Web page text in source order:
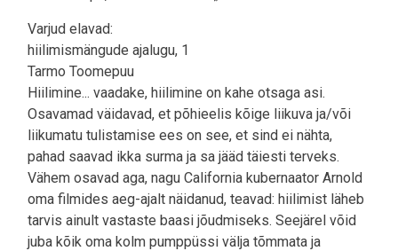
Varjud elavad:
hiilimismängude ajalugu, 1
Tarmo Toomepuu
Hiilimine... vaadake, hiilimine on kahe otsaga asi.
Osavamad väidavad, et põhieelis kõige liikuva ja/või
liikumatu tulistamise ees on see, et sind ei nähta,
pahad saavad ikka surma ja sa jääd täiesti terveks.
Vähem osavad aga, nagu California kubernaator Arnold
oma filmides aeg-ajalt näidanud, teavad: hiilimist läheb
tarvis ainult vastaste baasi jõudmiseks. Seejärel võid
juba kõik oma kolm pumppüssi välja tõmmata ja